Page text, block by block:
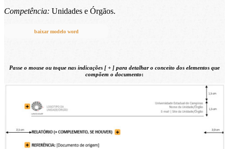
Competência: Unidades e Órgãos.
baixar modelo word
Passe o mouse ou toque nas indicações [ + ] para detalhar o conceito dos elementos que
compõem o documento: